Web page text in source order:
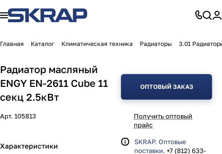
Главная Каталог Климатическая техника Радиаторы 3.01
Радиатор масляный
ENGY EN-2611 Cube 11
секц 2.5кВт
Арт. 105813
Характеристики
ОПТОВЫЙ ЗАКАЗ
Получить оптовый
прайс
SKRAP. Оптовые
поставки. +7 (812) 633-